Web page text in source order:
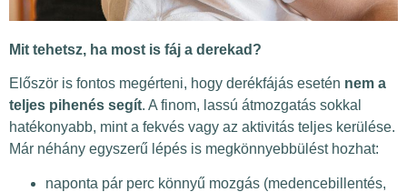
Mit tehetsz, ha most is fáj a derekad?
Először is fontos megérteni, hogy derékfájás esetén nem a
teljes pihenés segít. A finom, lassú átmozgatás sokkal
hatékonyabb, mint a fekvés vagy az aktivitás teljes kerülése.
Már néhány egyszerű lépés is megkönnyebbülést hozhat:
naponta pár perc könnyű mozgás (medencebillentés,